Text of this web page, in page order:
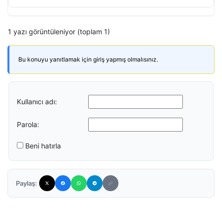
1 yazı görüntüleniyor (toplam 1)
Bu konuyu yanıtlamak için giriş yapmış olmalısınız.
Kullanıcı adı:
Parola:
Beni hatırla
Paylaş: